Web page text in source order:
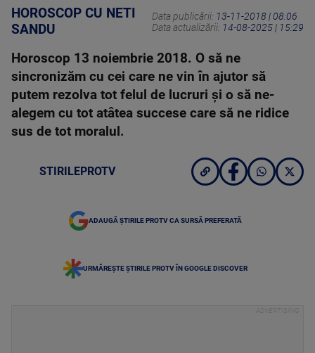
HOROSCOP CU NETI
SANDU
Data publicării: 13-11-2018 | 08:06
Data actualizării: 14-08-2025 | 15:29
Horoscop 13 noiembrie 2018. O să ne
sincronizăm cu cei care ne vin în ajutor să
putem rezolva tot felul de lucruri şi o să ne-
alegem cu tot atâtea succese care să ne ridice
sus de tot moralul.
STIRILEPROTV
ADAUGĂ ȘTIRILE PROTV CA SURSĂ PREFERATĂ
URMĂREȘTE ȘTIRILE PROTV ÎN GOOGLE DISCOVER